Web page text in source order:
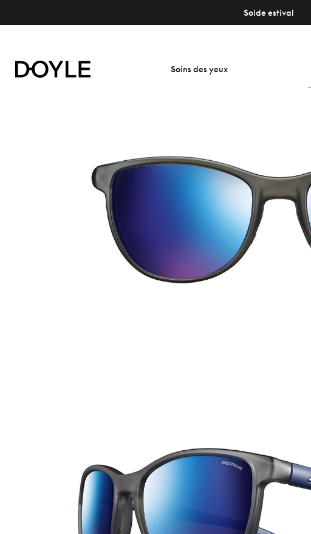
Solde estival
Soins des yeux